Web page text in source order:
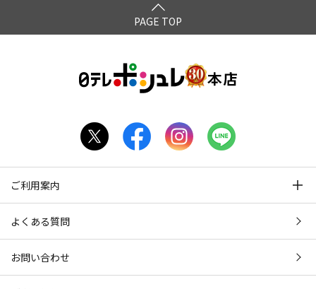
PAGE TOP
ご利用案内
よくある質問
お問い合わせ